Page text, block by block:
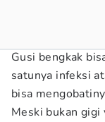
Gusi bengkak
satunya infeksi
bisa
Meski bukan gigi